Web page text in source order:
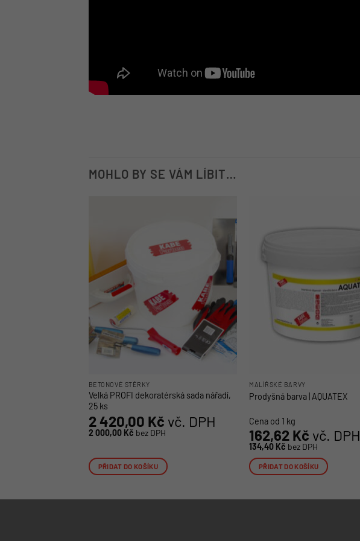
MOHLO BY SE VÁM LÍBIT…
BETONOVÉ STĚRKY
Velká PROFI dekoratérská sada nářadí,
25 ks
2 420,00 Kč vč. DPH
2 000,00 Kč bez DPH
PŘIDAT DO KOŠÍKU
MALÍŘSKÉ BARVY
Prodyšná barva | AQUATEX
Cena od 1 kg
162,62 Kč vč. DPH
134,40 Kč bez DPH
PŘIDAT DO KOŠÍKU